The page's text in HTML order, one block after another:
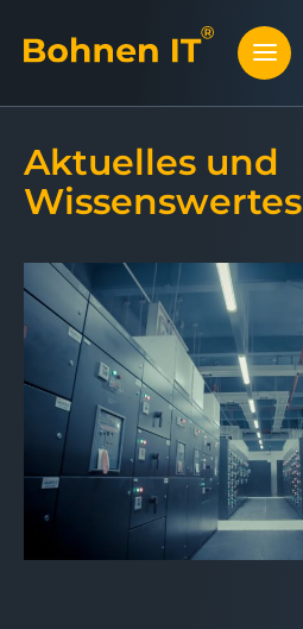
Aktuelles und
Wissenswertes